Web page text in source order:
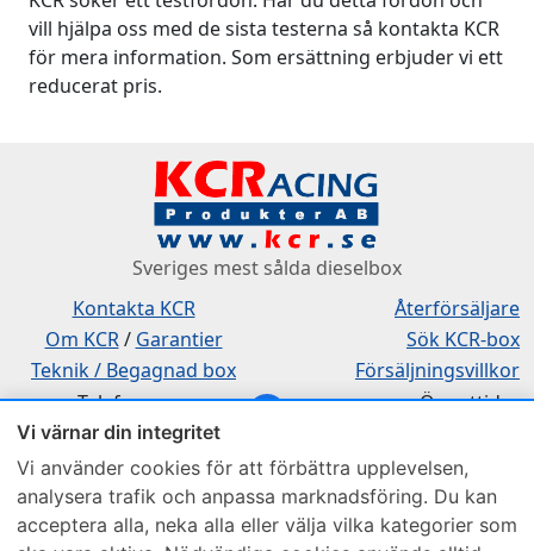
Vi värnar din integritet
Vi använder cookies för att förbättra upplevelsen,
analysera trafik och anpassa marknadsföring. Du kan
acceptera alla, neka alla eller välja vilka kategorier som
vill hjälpa oss med de sista testerna så kontakta KCR
för mera information. Som ersättning erbjuder vi ett
reducerat pris.
Sveriges mest sålda dieselbox
Kontakta KCR
Om KCR/ Garantier
Teknik / Begagnad box
Återförsäljare
Sök KCR-box
Försäljningsvillkor
Telefon
0515-801 50
Öppettider
Fredag 8:00-11:30